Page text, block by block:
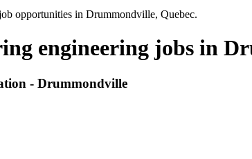
opportunities in Drummondville, Quebec.
engineering jobs in
- Drummondville